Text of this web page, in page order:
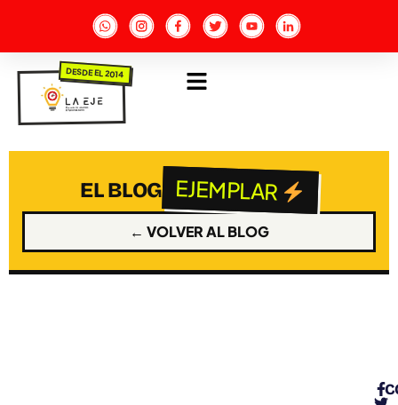
DESDE EL 2014
← VOLVER AL BLOG
EL BLOG EJEMPLAR